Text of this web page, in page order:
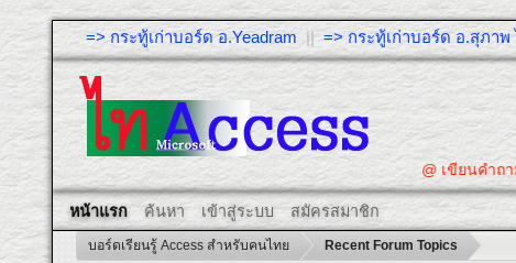
=> กระทู้เก่าบอร์ด อ.Yeadram ||=> กระทู้เก่าบอร์ด อ.สุภาพ
@ เขียนคำถ
หน้าแรก ค้นหา เข้าสู่ระบบ สมัครสมาชิก
บอร์ดเรียนรู้ Access สำหรับคนไทย Recent Forum Topics